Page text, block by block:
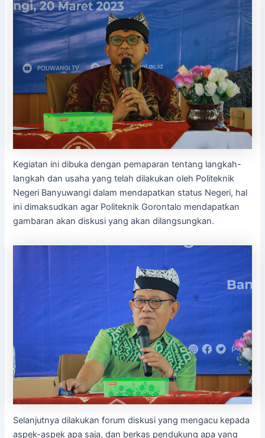
Kegiatan ini dibuka dengan pemaparan tentang langkah-
langkah dan usaha yang telah dilakukan oleh Politeknik
Negeri Banyuwangi dalam mendapatkan status Negeri, hal
ini dimaksudkan agar Politeknik Gorontalo mendapatkan
gambaran akan diskusi yang akan dilangsungkan.
Selanjutnya dilakukan forum diskusi yang mengacu kepada
aspek-aspek apa saja, dan berkas pendukung apa yang